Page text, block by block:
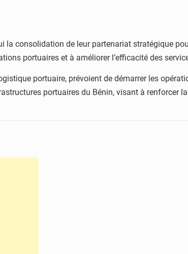
consolidation de leur partenariat stratégique
portuaires et à améliorer l’efficacité des
portuaire, prévoient de démarrer les
portuaires du Bénin, visant à renforcer